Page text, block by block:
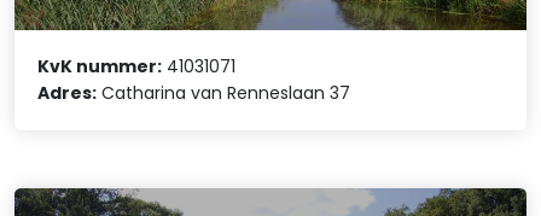
KvK nummer: 41031071
Adres: Catharina van Renneslaan 37